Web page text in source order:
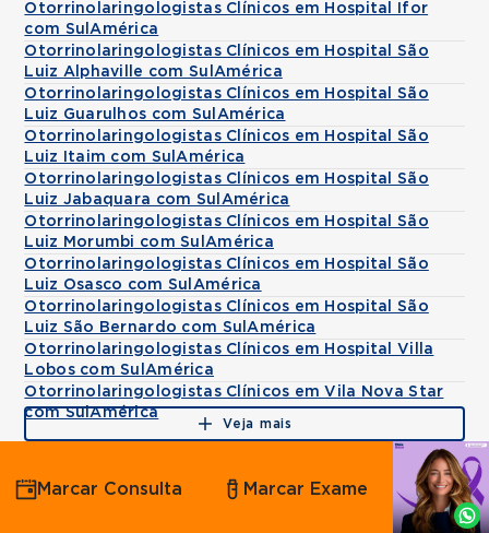
Otorrinolaringologistas Clínicos em Hospital Ifor
com SulAmérica
Otorrinolaringologistas Clínicos em Hospital São
Luiz Alphaville com SulAmérica
Otorrinolaringologistas Clínicos em Hospital São
Luiz Guarulhos com SulAmérica
Otorrinolaringologistas Clínicos em Hospital São
Luiz Itaim com SulAmérica
Otorrinolaringologistas Clínicos em Hospital São
Luiz Jabaquara com SulAmérica
Otorrinolaringologistas Clínicos em Hospital São
Luiz Morumbi com SulAmérica
Otorrinolaringologistas Clínicos em Hospital São
Luiz Osasco com SulAmérica
Otorrinolaringologistas Clínicos em Hospital São
Luiz São Bernardo com SulAmérica
Otorrinolaringologistas Clínicos em Hospital Villa
Lobos com SulAmérica
Otorrinolaringologistas Clínicos em Vila Nova Star
com SulAmérica
Veja mais
Agende
por
Whatsapp
Marcar Consulta Marcar Exame